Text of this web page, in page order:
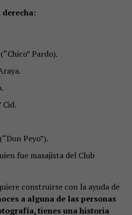
Pardo).
Cid.
Peyo”).
fue masajista del Club
construirse con la ayuda de
a alguna de las personas
tienes una historia